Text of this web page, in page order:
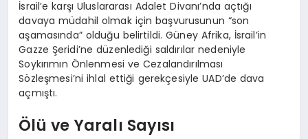
İsrail’e karşı Uluslararası Adalet Divanı’nda açtığı
davaya müdahil olmak için başvurusunun “son
aşamasında” olduğu belirtildi. Güney Afrika, İsrail’in
Gazze Şeridi’ne düzenlediği saldırılar nedeniyle
Soykırımın Önlenmesi ve Cezalandırılması
Sözleşmesi’ni ihlal ettiği gerekçesiyle UAD’de dava
açmıştı.
Ölü ve Yaralı Sayısı